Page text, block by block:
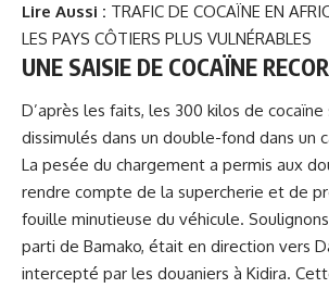
Lire Aussi : TRAFIC DE COCAÏNE EN
LES PAYS CÔTIERS PLUS VULNÉRABLES
UNE SAISIE DE COCAÏNE
D’après les faits, les 300 kilos de
dissimulés dans un double-fond dans un
La pesée du chargement a permis aux
rendre compte de la supercherie et de
fouille minutieuse du véhicule.
parti de Bamako, était en direction vers
intercepté par les douaniers à Kidira.